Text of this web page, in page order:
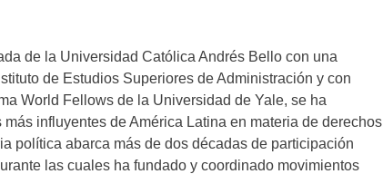
de la Universidad Católica Andrés Bello con una
de Estudios Superiores de Administración y con
World Fellows de la Universidad de Yale, se ha
influyentes de América Latina en materia de derechos
política abarca más de dos décadas de participación
las cuales ha fundado y coordinado movimientos